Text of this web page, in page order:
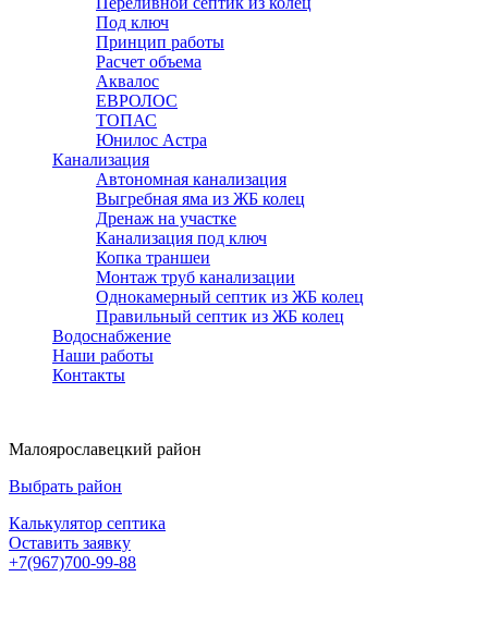
Под ключ
Принцип работы
Расчет объема
Аквалос
ЕВРОЛОС
ТОПАС
Юнилос Астра
Канализация
Автономная канализация
Выгребная яма из ЖБ колец
Дренаж на участке
Канализация под ключ
Копка траншеи
Монтаж труб канализации
Однокамерный септик из ЖБ колец
Правильный септик из ЖБ колец
Водоснабжение
Наши работы
Контакты
Малоярославецкий район
Выбрать район
Калькулятор септика
Оставить заявку
+7(967)700-99-88